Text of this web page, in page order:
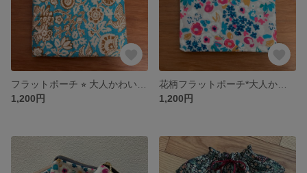
1,200円
1,200円